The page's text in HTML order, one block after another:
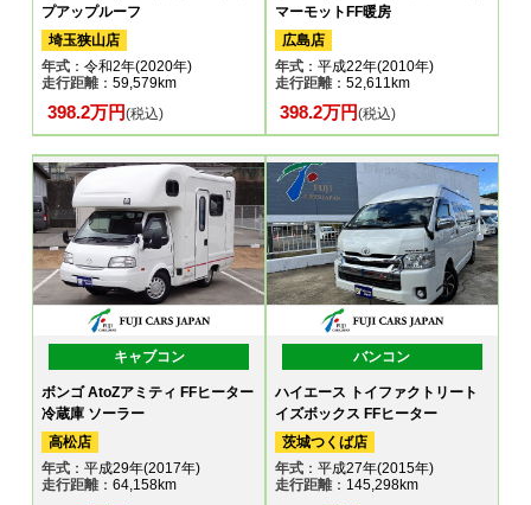
プアップルーフ
埼玉狭山店
年式 ：令和2年(2020年)
走行距離：59,579km
398.2万円(税込)
マーモットFF暖房
広島店
年式：平成22年(2010年)
走行距離：52,611km
398.2万円(税込)
キャブコン
ボンゴ AtoZアミティ FFヒーター
冷蔵庫 ソーラー
高松店
年式 ：平成29年(2017年)
走行距離：64,158km
バンコン
ハイエース トイファクトリート
イズボックス FFヒーター
茨城つくば店
年式：平成27年(2015年)
走行距離：145,298km